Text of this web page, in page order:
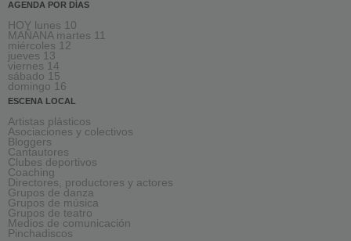
AGENDA POR DÍAS
HOY lunes 10
MAÑANA martes 11
miércoles 12
jueves 13
viernes 14
sábado 15
domingo 16
ESCENA LOCAL
Artistas plásticos
Asociaciones y colectivos
Bloggers
Cantautores
Clubes deportivos
Coaching
Directores, productores y actores
Grupos de danza
Grupos de música
Grupos de teatro
Medios de comunicación
Pinchadiscos